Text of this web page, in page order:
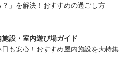
？」を解決！おすすめの過ごし方
設・室内遊び場ガイド
も安心！おすすめ屋内施設を大特集